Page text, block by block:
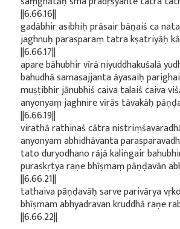
||6.66.16||
gadābhir asibhiḥ prāsair bāṇaiś ca
jaghnuḥ parasparaṃ tatra kṣatriyāḥ
||6.66.17||
apare bāhubhir vīrā niyuddhakuśalā
bahudhā samasajjanta āyasaiḥ
muṣṭibhir jānubhiś caiva talaiś caiva
anyonyaṃ jaghnire vīrās tāvakāḥ
||6.66.19||
virathā rathinaś cātra
anyonyam abhidhāvanta
tato duryodhano rājā kaliṅgair
puraskṛtya raṇe bhīṣmaṃ pāṇḍavān
||6.66.21||
tathaiva pāṇḍavāḥ sarve parivārya
bhīṣmam abhyadravan kruddhā raṇe
||6.66.22||